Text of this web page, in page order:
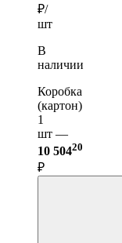
₽/
шт
В
наличии
Коробка
(картон)
1
шт —
10 50420
₽